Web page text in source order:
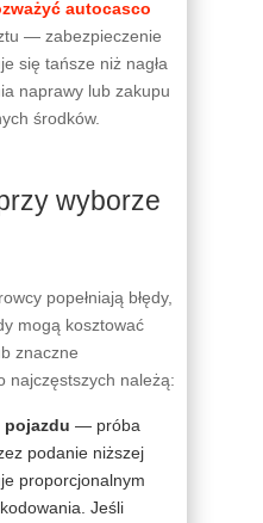
autocasco
— zabezpieczenie
się tańsze niż nagła
naprawy lub zakupu
środków.
wyborze
popełniają błędy,
mogą kosztować
znaczne
najczęstszych należą:
pojazdu — próba
podanie niższej
proporcjonalnym
Jeśli